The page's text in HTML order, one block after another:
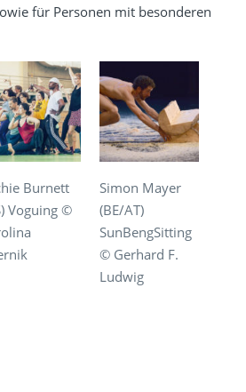
für Personen mit besonderen
Burnett
Voguing ©
Simon Mayer
(BE/AT)
SunBengSitting
© Gerhard F.
Ludwig